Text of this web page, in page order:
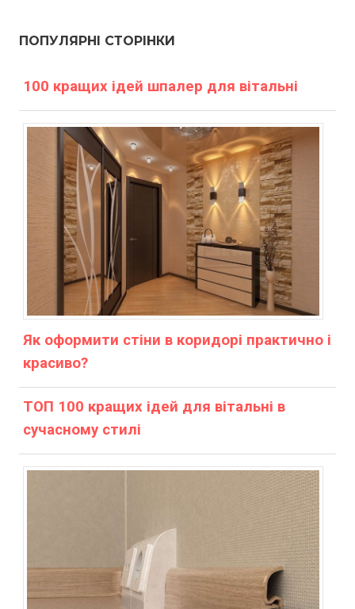
ПОПУЛЯРНІ СТОРІНКИ
100 кращих ідей шпалер для вітальні
Як оформити стіни в коридорі практично і
красиво?
ТОП 100 кращих ідей для вітальні в
сучасному стилі